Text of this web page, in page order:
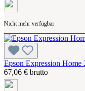
Nicht mehr verfügbar
Epson Expression Home
67,06 € brutto